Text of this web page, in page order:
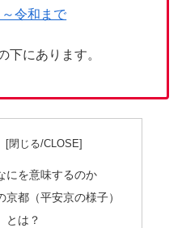
令和まで
下にあります。
にを意味するのか
都（平安京の様子）
とは？